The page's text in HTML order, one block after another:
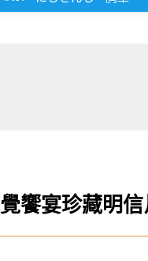
饗宴珍藏明信